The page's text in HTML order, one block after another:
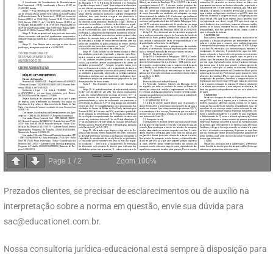
Page 1 / 2 Zoom 100%
Prezados clientes, se precisar de esclarecimentos ou de auxílio na
interpretação sobre a norma em questão, envie sua dúvida para
sac@educationet.com.br.
Nossa consultoria jurídica-educacional está sempre à disposição para